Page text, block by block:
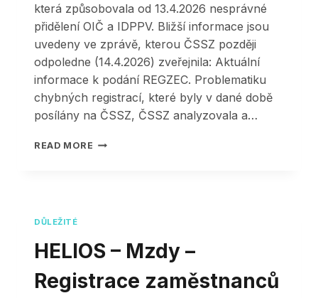
která způsobovala od 13.4.2026 nesprávné
přidělení OIČ a IDPPV. Bližší informace jsou
uvedeny ve zprávě, kterou ČSSZ později
odpoledne (14.4.2026) zveřejnila: Aktuální
informace k podání REGZEC. Problematiku
chybných registrací, které byly v dané době
posílány na ČSSZ, ČSSZ analyzovala a…
READ MORE JMHZ
DŮLEŽITÉ
HELIOS – Mzdy –
Registrace zaměstnanců